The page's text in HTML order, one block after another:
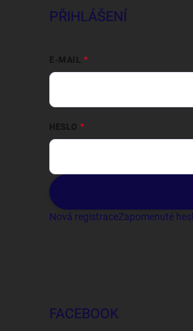
PŘIHLÁŠENÍ
E-MAIL
HESLO
Nová registraceZapomenuté
FACEBOOK